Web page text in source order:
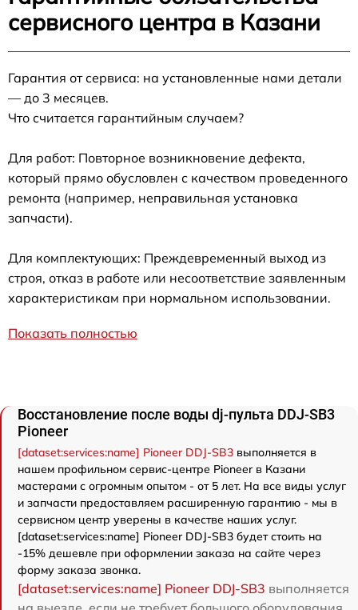
сервисного центра в Казани
Гарантия от сервиса: на установленные нами детали
— до 3 месяцев.
Что считается гарантийным случаем?
Для работ: Повторное возникновение дефекта,
который прямо обусловлен с качеством проведенного
ремонта (например, неправильная установка
запчасти).
Для комплектующих: Преждевременный выход из
строя, отказ в работе или несоответствие заявленным
характеристикам при нормальном использовании.
Показать полностью
Восстановление после воды dj-пульта DDJ-SB3
Pioneer
[dataset:services:name] Pioneer DDJ-SB3 выполняется в
нашем профильном сервис-центре Pioneer в Казани
мастерами с огромным опытом - от 5 лет. На все виды услуг
и запчасти предоставляем расширенную гарантию - мы в
сервисном центр уверены в качестве наших услуг.
[dataset:services:name] Pioneer DDJ-SB3 будет стоить на
-15% дешевле при оформлении заказа на сайте через
форму заказа звонка.
[dataset:services:name] Pioneer DDJ-SB3 выполняется